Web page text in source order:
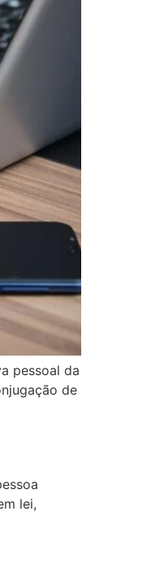
pessoal da
de
lei,